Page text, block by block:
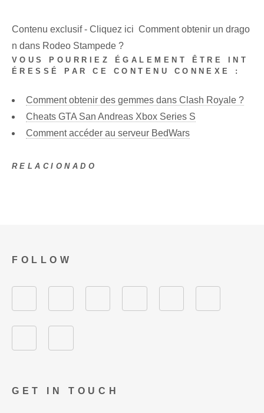
Contenu exclusif - Cliquez ici Comment obtenir un drago
n dans Rodeo Stampede ?
VOUS POURRIEZ ÉGALEMENT ÊTRE INT
ÉRESSÉ PAR CE CONTENU CONNEXE :
Comment obtenir des gemmes dans Clash Royale ?
Cheats GTA San Andreas Xbox Series S
Comment accéder au serveur BedWars
RELACIONADO
GET IN TOUCH
FOLLOW